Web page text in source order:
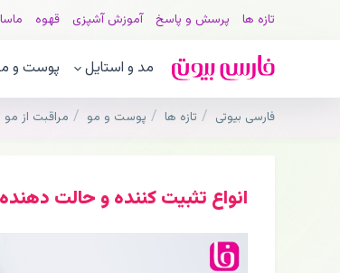
تازه ها پرسش و پاسخ آموزش آشپزی قهوه
مد و استایل پوست و
فارسی بیوتی تازه ها پوست و مو مراقبت از مو
انواع تثبیت کننده و حالت